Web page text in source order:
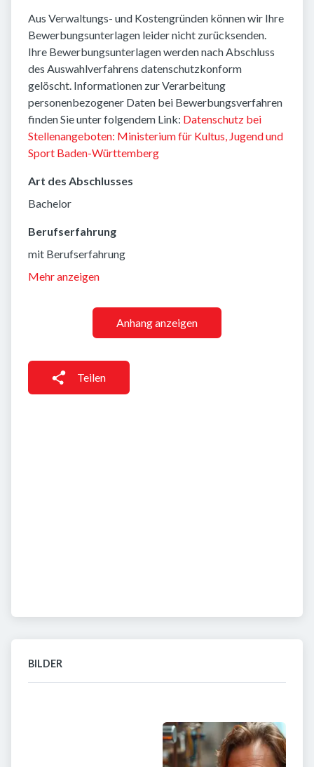
Aus Verwaltungs- und Kostengründen können wir Ihre
Bewerbungsunterlagen leider nicht zurücksenden.
Ihre Bewerbungsunterlagen werden nach Abschluss
des Auswahlverfahrens datenschutzkonform
gelöscht. Informationen zur Verarbeitung
personenbezogener Daten bei Bewerbungsverfahren
finden Sie unter folgendem Link: Datenschutz bei
Stellenangeboten: Ministerium für Kultus, Jugend und
Sport Baden-Württemberg
Art des Abschlusses
Bachelor
Berufserfahrung
mit Berufserfahrung
Mehr anzeigen
Anhang anzeigen
Teilen
BILDER